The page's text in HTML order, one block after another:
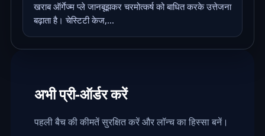
खराब ऑर्गेज्म प्ले जानबूझकर चरमोत्कर्ष को बाधित करके उत्तेजना
बढ़ाता है। चेस्टिटी केज,...
अभी प्री-ऑर्डर करें
पहली बैच की कीमतें सुरक्षित करें और लॉन्च का हिस्सा बनें।